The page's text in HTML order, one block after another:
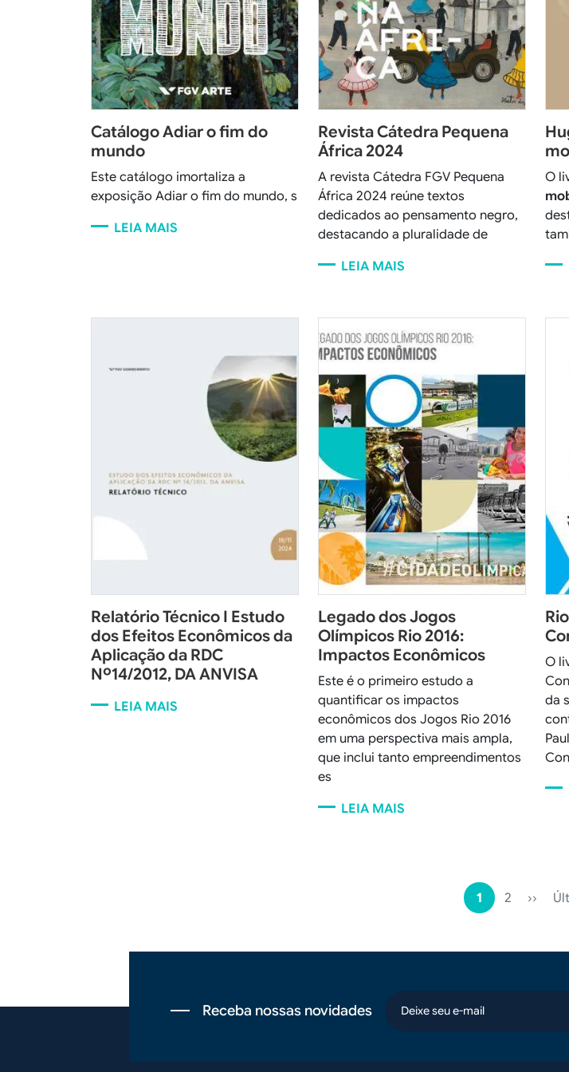
Catálogo Adiar o fim do
mundo
Este catálogo imortaliza a
exposição Adiar o fim do mundo, s
LEIA MAIS
Revista Cátedra Pequena
África 2024
A revista Cátedra FGV Pequena
África 2024 reúne textos
dedicados ao pensamento negro,
destacando a pluralidade de
LEIA MAIS
O
Relatório Técnico I Estudo
dos Efeitos Econômicos da
Aplicação da RDC
Nº14/2012, DA ANVISA
LEIA MAIS
Legado dos Jogos
Olímpicos Rio 2016:
Impactos Econômicos
Este é o primeiro estudo a
quantificar os impactos
econômicos dos Jogos Rio 2016
em uma perspectiva mais ampla,
que inclui tanto empreendimentos
es
LEIA MAIS
O
da
Página atual
1 Page
2 ››
Receba nossas novidades email